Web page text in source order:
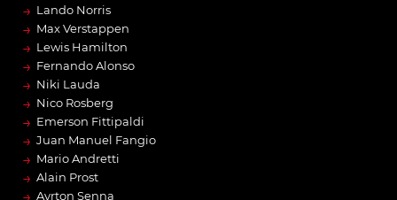
→ Lando Norris
→ Max Verstappen
→ Lewis Hamilton
→ Fernando Alonso
→ Niki Lauda
→ Nico Rosberg
→ Emerson Fittipaldi
→ Juan Manuel Fangio
→ Mario Andretti
→ Alain Prost
Ayrton Senna